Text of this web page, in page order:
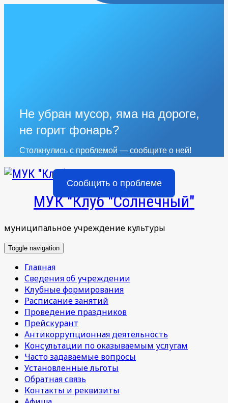
Не убран мусор, яма на дороге,
не горит фонарь?
Столкнулись с проблемой — сообщите о ней!
Сообщить о проблеме
МУК "Клуб "Солнечный"
муниципальное учреждение культуры
Toggle navigation
Главная
Сведения об учреждении
Клубные формирования
Расписание занятий
Проведение праздников
Прейскурант
Антикоррупционная деятельность
Консультации по оказываемым услугам
Часто задаваемые вопросы
Установленные льготы
Обратная связь
Контакты и реквизиты